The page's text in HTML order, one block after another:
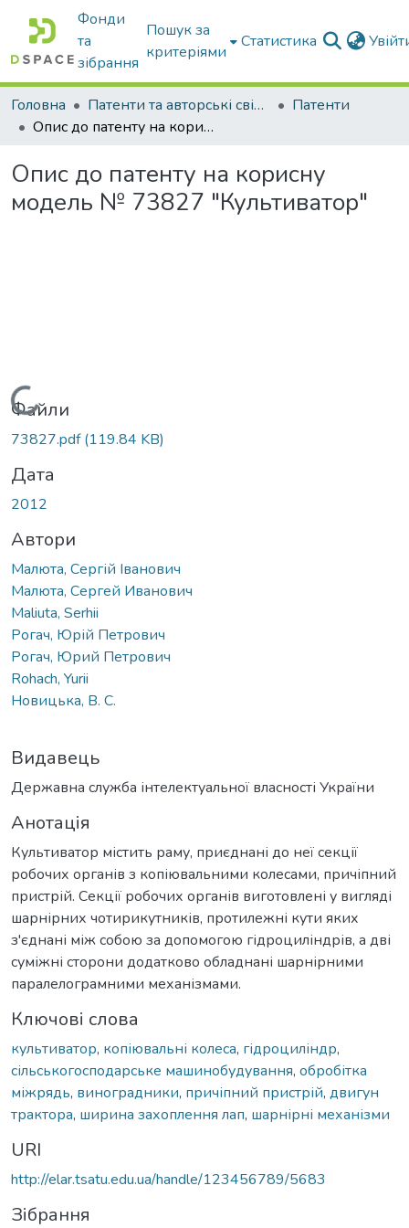
Фонди
та
зібрання
Пошук за
критеріями
Статистика
Головна Патенти та авторські свідоцтва
Патенти
Опис до патенту на корисну модель № 73827 "Культиватор"
Опис до патенту на корисну
модель № 73827 "Культиватор"
Вантажиться...
Файли
73827.pdf(119.84 KB)
Дата
2012
Автори
Малюта, Сергій Іванович
Малюта, Сергей Иванович
Maliuta, Serhii
Рогач, Юрій Петрович
Рогач, Юрий Петрович
Rohach, Yurii
Новицька, В. С.
Видавець
Державна служба інтелектуальної власності України
Анотація
Культиватор містить раму, приєднані до неї секції
робочих органів з копіювальними колесами, причіпний
пристрій. Секції робочих органів виготовлені у вигляді
шарнірних чотирикутників, протилежні кути яких
з'єднані між собою за допомогою гідроциліндрів, а дві
суміжні сторони додатково обладнані шарнірними
паралелограмними механізмами.
Ключові слова
культиватор, копіювальні колеса, гідроциліндр,
сільськогосподарське машинобудування, обробітка
міжрядь, виноградники, причіпний пристрій, двигун
трактора, ширина захоплення лап, шарнірні механізми
URI
http://elar.tsatu.edu.ua/handle/123456789/5683
Зібрання